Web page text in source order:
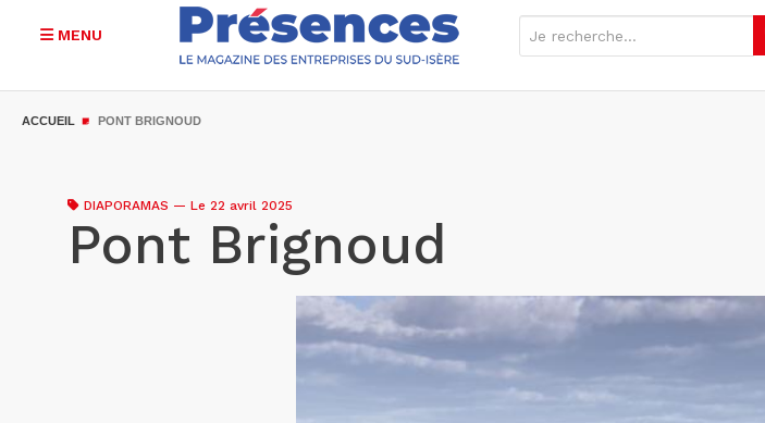
MENU
ACCUEIL PONT BRIGNOUD
DIAPORAMAS — Le 22 avril 2025
Pont Brignoud